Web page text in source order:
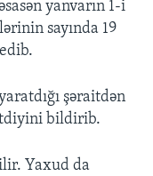
yanvarın 1-i
sayında 19
şəraitdən
bildirib.
Yaxud da